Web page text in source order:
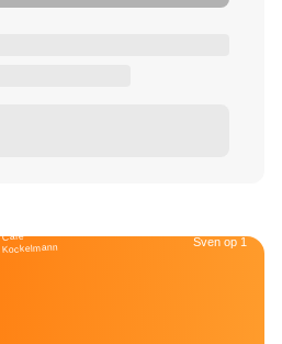
Café
Kockelmann Sven op 1